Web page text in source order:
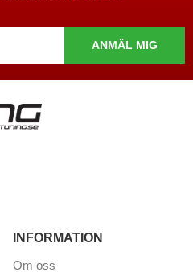
ANMÄL MIG
INFORMATION
Om oss